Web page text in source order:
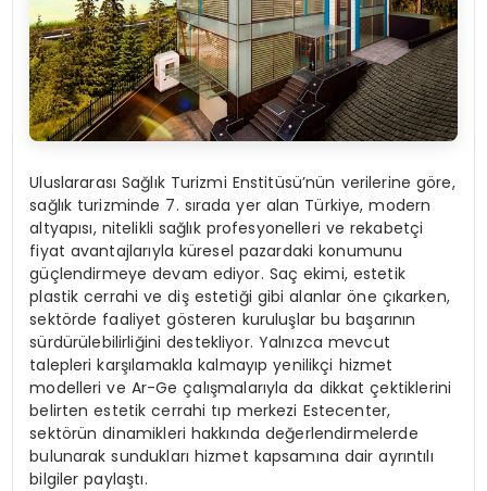
Uluslararası Sağlık Turizmi Enstitüsü’nün verilerine göre,
sağlık turizminde 7. sırada yer alan Türkiye, modern
altyapısı, nitelikli sağlık profesyonelleri ve rekabetçi
fiyat avantajlarıyla küresel pazardaki konumunu
güçlendirmeye devam ediyor. Saç ekimi, estetik
plastik cerrahi ve diş estetiği gibi alanlar öne çıkarken,
sektörde faaliyet gösteren kuruluşlar bu başarının
sürdürülebilirliğini destekliyor. Yalnızca mevcut
talepleri karşılamakla kalmayıp yenilikçi hizmet
modelleri ve Ar-Ge çalışmalarıyla da dikkat çektiklerini
belirten estetik cerrahi tıp merkezi Estecenter,
sektörün dinamikleri hakkında değerlendirmelerde
bulunarak sundukları hizmet kapsamına dair ayrıntılı
bilgiler paylaştı.